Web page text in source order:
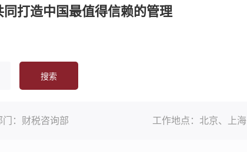
打造中国最值得信赖的管理
搜索
： 财税咨询部 工作地点：北京、上海